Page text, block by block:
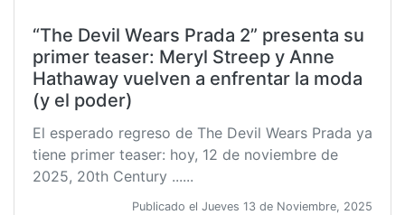
“The Devil Wears Prada 2” presenta su
primer teaser: Meryl Streep y Anne
Hathaway vuelven a enfrentar la moda
(y el poder)
El esperado regreso de The Devil Wears Prada ya
tiene primer teaser: hoy, 12 de noviembre de
2025, 20th Century ......
Publicado el Jueves 13 de Noviembre, 2025